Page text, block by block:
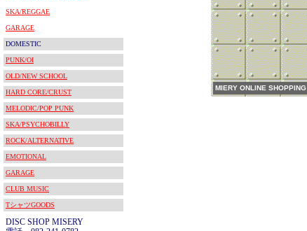
SKA/REGGAE
GARAGE
DOMESTIC
PUNK/OI
OLD/NEW SCHOOL
HARD CORE/CRUST
MELODIC/POP PUNK
SKA/PSYCHOBILLY
ROCK/ALTERNATIVE
EMOTIONAL
GARAGE
CLUB MUSIC
TシャツGOODS
DISC SHOP MISERY
MIERY ONLINE SHOPPING